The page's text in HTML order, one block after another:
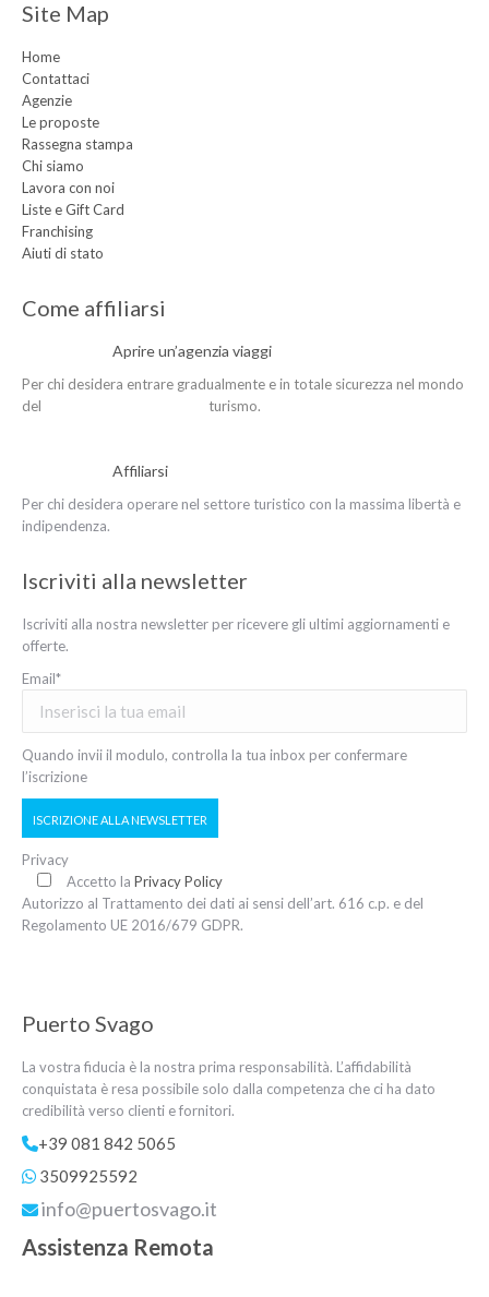
Site Map
Home
Contattaci
Agenzie
Le proposte
Rassegna stampa
Chi siamo
Lavora con noi
Liste e Gift Card
Franchising
Aiuti di stato
Come affiliarsi
Aprire un’agenzia viaggi
Per chi desidera entrare gradualmente e in totale sicurezza nel mondo
del turismo.
Affiliarsi
Per chi desidera operare nel settore turistico con la massima libertà e
indipendenza.
Iscriviti alla newsletter
Iscriviti alla nostra newsletter per ricevere gli ultimi aggiornamenti e
offerte.
Email*
Quando invii il modulo, controlla la tua inbox per confermare
l’iscrizione
ISCRIZIONE ALLA NEWSLETTER
Privacy
Accetto la Privacy Policy
Autorizzo al Trattamento dei dati ai sensi dell’art. 616 c.p. e del
Regolamento UE 2016/679 GDPR.
Puerto Svago
La vostra fiducia è la nostra prima responsabilità. L’affidabilità
conquistata è resa possibile solo dalla competenza che ci ha dato
credibilità verso clienti e fornitori.
+39 081 842 5065
3509925592
info@puertosvago.it
Assistenza Remota